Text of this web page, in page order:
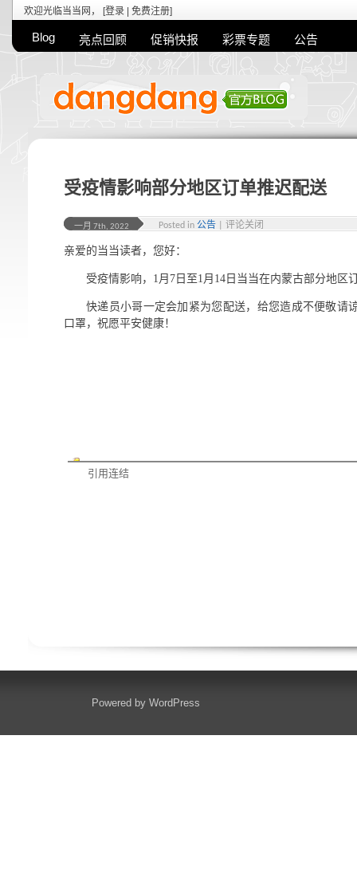
欢迎光临当当网， [登录 免费注册]
Blog 亮点回顾 促销快报 彩票专题 公告
受疫情影响部分地区订单推迟配送
一月 7th, 2022 Posted in 公告 评论关闭
亲爱的当当读者，您好：
受疫情影响，1月7日至1月14日当当在内蒙古部分地区
快递员小哥一定会加紧为您配送，给您造成不便敬请
口罩，祝愿平安健康！
引用连结
Powered by WordPress